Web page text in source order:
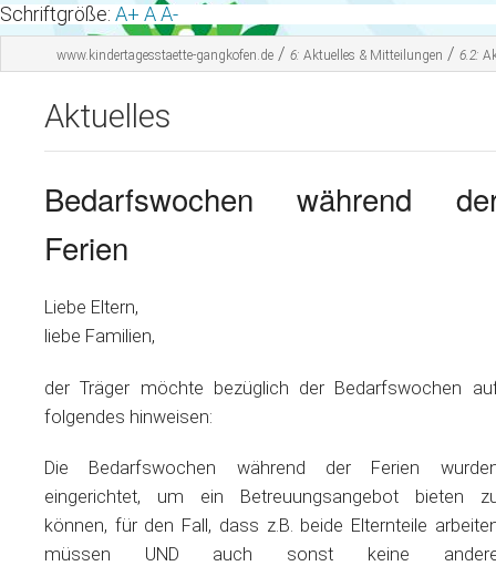
Team und Gruppen
Infos für Eltern
Aktuelles & Mitteilungen
Kontakt
Schriftgröße: A+ AA-
www.kindertagesstaette-gangkofen.de / 6: Aktuelles & Mitteilungen / 6.2:
Aktuelles
Bedarfswochen während
Ferien
Liebe Eltern,
liebe Familien,
der Träger möchte bezüglich der Bedarfswochen
folgendes hinweisen:
Die Bedarfswochen während der Ferien
eingerichtet, um ein Betreuungsangebot bieten
können, für den Fall, dass z.B. beide Elternteile
müssen UND auch sonst keine